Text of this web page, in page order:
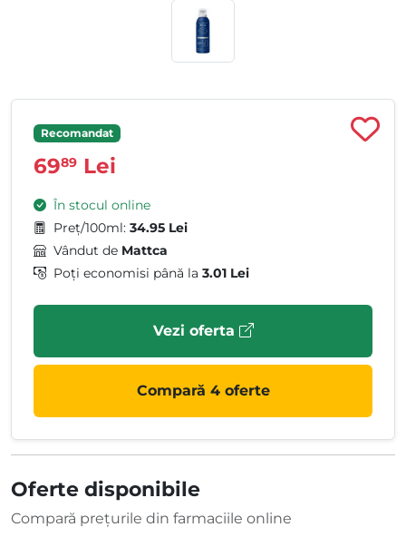
Recomandat
6989 Lei
În stocul online
Preț/100ml: 34.95 Lei
Vândut de Mattca
Poți economisi până la 3.01 Lei
Vezi oferta
Compară 4 oferte
Oferte disponibile
Compară prețurile din farmaciile online